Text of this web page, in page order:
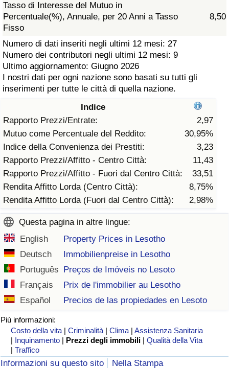
Tasso di Interesse del Mutuo in
Percentuale(%), Annuale, per 20 Anni a Tasso
Fisso
8,50
Numero di dati inseriti negli ultimi 12 mesi: 27
Numero dei contributori negli ultimi 12 mesi: 9
Ultimo aggiornamento: Giugno 2026
I nostri dati per ogni nazione sono basati su tutti gli
inserimenti per tutte le città di quella nazione.
Indice
Rapporto Prezzi/Entrate:
2,97
Mutuo come Percentuale del Reddito:
30,95%
Indice della Convenienza dei Prestiti:
3,23
Rapporto Prezzi/Affitto - Centro Città:
11,43
Rapporto Prezzi/Affitto - Fuori dal Centro Città:
33,51
Rendita Affitto Lorda (Centro Città):
8,75%
Rendita Affitto Lorda (Fuori dal Centro Città):
2,98%
Questa pagina in altre lingue:
English
Property Prices in Lesotho
Deutsch
Immobilienpreise in Lesotho
Português Preços de Imóveis no Lesoto
Français
Prix de l'immobilier au Lesotho
Español
Precios de las propiedades en Lesoto
Più informazioni:
Costo della vita |Criminalità |Clima |Assistenza Sanitaria
| Inquinamento | Prezzi degli immobili |Qualità della Vita
|Traffico
Informazioni su questo sito Nella Stampa
Indice dell’Assistenza Sanitaria per
Nazione
Inquinamento
Indice dell’Inquinamento (Corrente)
Indice di inquinamento
Indice dell’Inquinamento per Nazione
Traffico
Indice del Traffico
Indice del traffico (Corrente)
Indice del traffico per Nazione